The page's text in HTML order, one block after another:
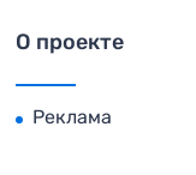
О проекте
Реклама